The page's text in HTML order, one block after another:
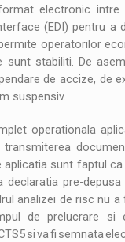
electronic
(EDI) pentru a
operatorilor
stabiliti. De
de accize, de
suspensiv.
operationala
transmiterea
sunt faptul
pre-
analizei de risc nu
de prelucrare si
si va fi semnata